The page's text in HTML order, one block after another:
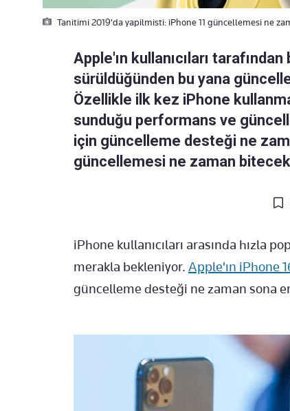
Tanitimi 2019'da yapilmisti: iPhone 11 güncellemesi ne
Apple'ın kullanıcıları
sürüldüğünden bu yana
Özellikle ilk kez iPhone
sunduğu performans ve
için güncelleme desteği ne
güncellemesi ne zaman
iPhone kullanıcıları arasında hızla
merakla bekleniyor. Apple'ın iPhone
güncelleme desteği ne zaman sona